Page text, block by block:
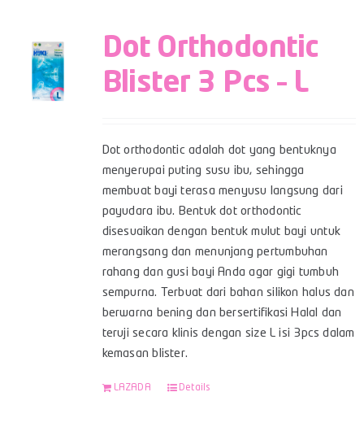
Dot Orthodontic
Blister 3 Pcs – L
Dot orthodontic adalah dot yang bentuknya
menyerupai puting susu ibu, sehingga
membuat bayi terasa menyusu langsung dari
payudara ibu. Bentuk dot orthodontic
disesuaikan dengan bentuk mulut bayi untuk
merangsang dan menunjang pertumbuhan
rahang dan gusi bayi Anda agar gigi tumbuh
sempurna. Terbuat dari bahan silikon halus dan
berwarna bening dan bersertifikasi Halal dan
teruji secara klinis dengan size L isi 3pcs dalam
kemasan blister.
LAZADA Details